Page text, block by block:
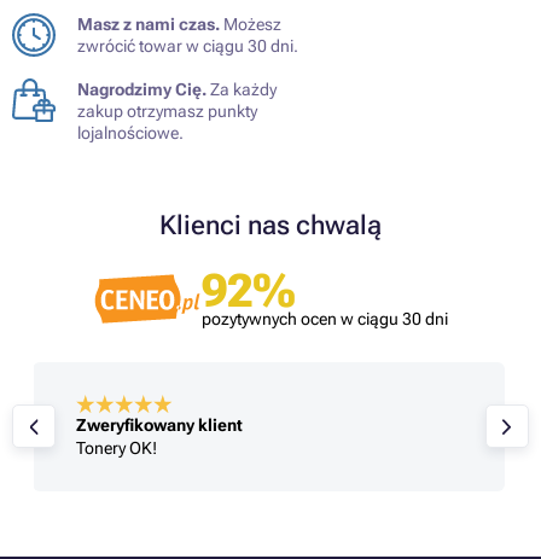
Masz z nami czas. Możesz
zwrócić towar w ciągu 30 dni.
Nagrodzimy Cię.Za każdy
zakup otrzymasz punkty
lojalnościowe.
Klienci nas chwalą
92%
pozytywnych ocen w ciągu 30 dni
Zweryfikowany klient
Tonery OK!